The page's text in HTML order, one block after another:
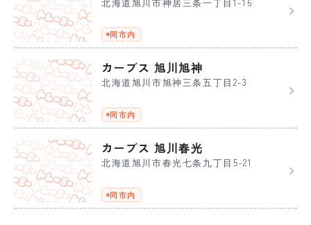
同市内
カーブス 旭川旭神
北海道旭川市旭神三条五丁目2-3
同市内
カーブス 旭川春光
北海道旭川市春光七条九丁目5-21
同市内